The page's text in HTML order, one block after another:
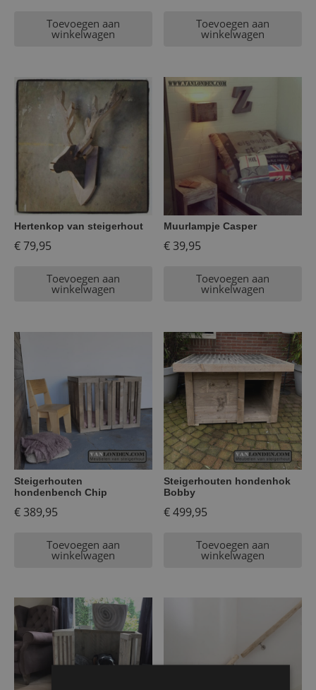
Toevoegen aan
winkelwagen
Toevoegen aan
winkelwagen
Hertenkop van steigerhout
€79,95
Toevoegen aan
winkelwagen
Muurlampje Casper
€39,95
Toevoegen aan
winkelwagen
Steigerhouten
hondenbench Chip
€389,95
Toevoegen aan
winkelwagen
Steigerhouten hondenhok
Bobby
€499,95
Toevoegen aan
winkelwagen